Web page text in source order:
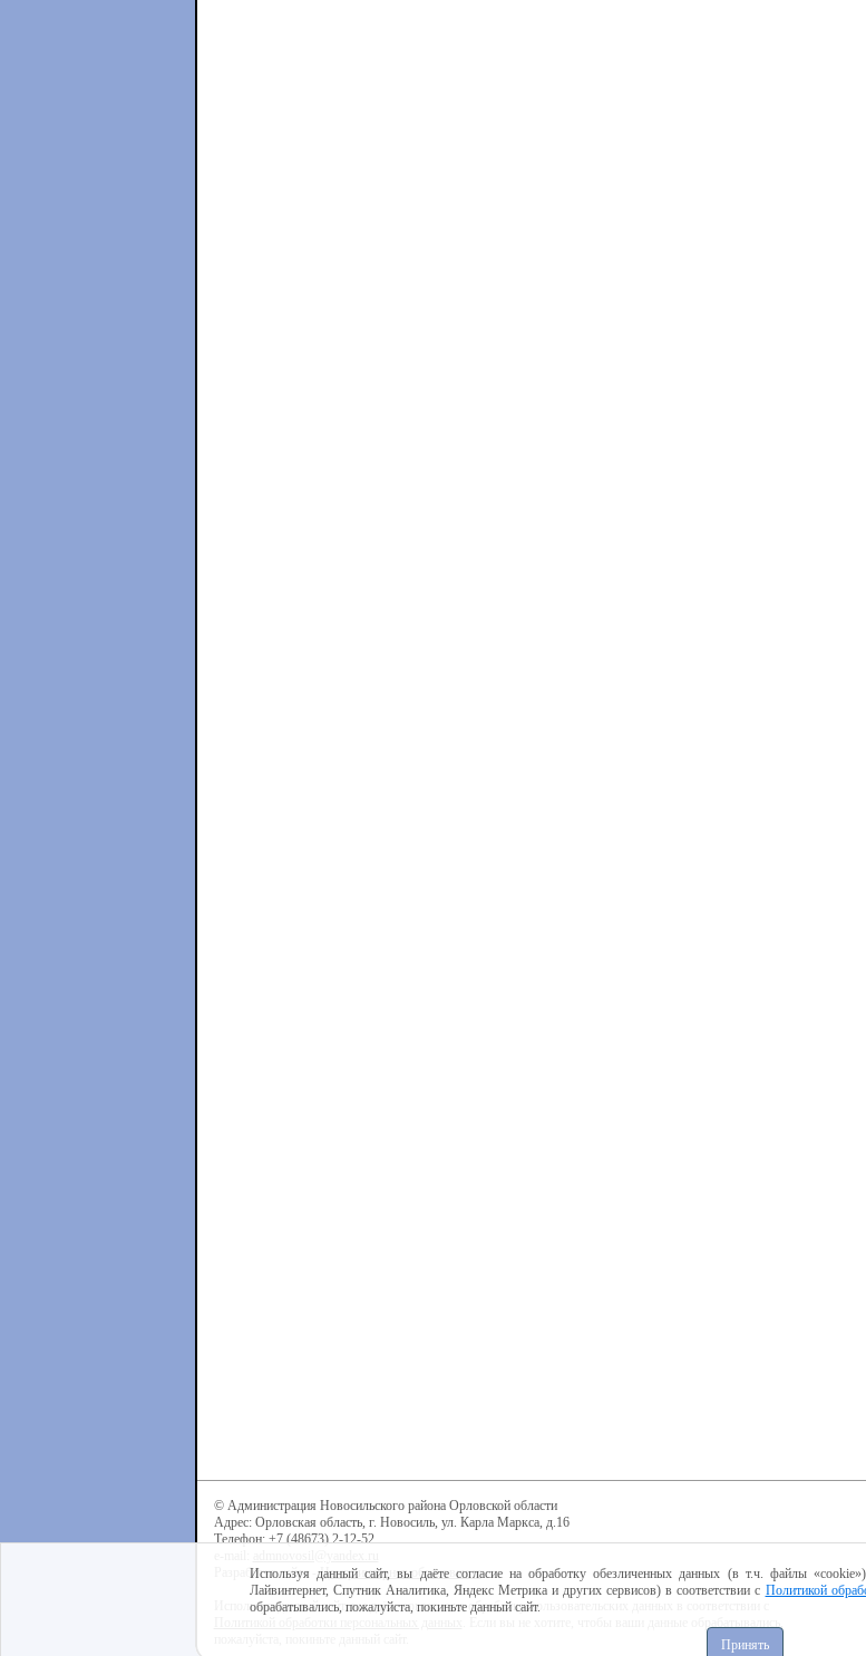
© Администрация Новосильского района Орловской области
Адрес: Орловская область, г. Новосиль, ул. Карла Маркса, д.16
Телефон: +7 (48673) 2-12-52
Разработка сайта -Центр интернет-образования
Используя данный сайт, вы даёте согласие на обработку пользовательских данных в соответствии с
Используя данный сайт, вы даёте согласие на обработку обезличенных данных (в т.ч. файлы
Лайвинтернет, Спутник Аналитика, Яндекс Метрика и других сервисов) в соответствии с Политикой
обрабатывались, пожалуйста, покиньте данный сайт.
Принять